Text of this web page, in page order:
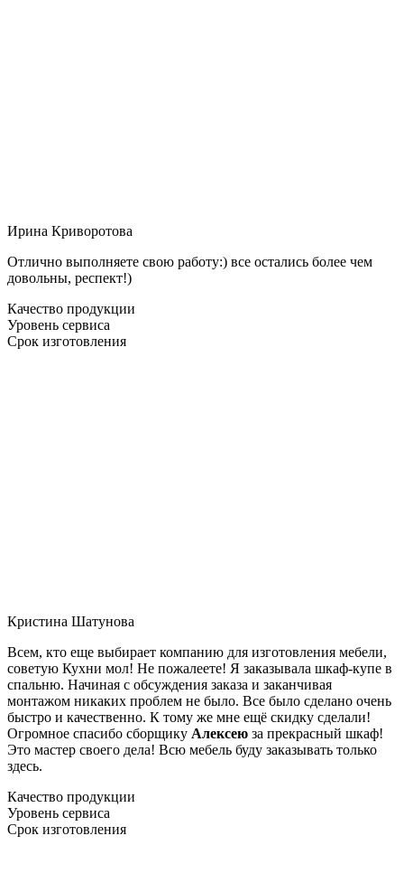
Ирина Криворотова
Отлично выполняете свою работу:) все остались более чем
довольны, респект!)
Качество продукции
Уровень сервиса
Срок изготовления
Кристина Шатунова
Всем, кто еще выбирает компанию для изготовления мебели,
советую Кухни мол! Не пожалеете! Я заказывала шкаф-купе в
спальню. Начиная с обсуждения заказа и заканчивая
монтажом никаких проблем не было. Все было сделано очень
быстро и качественно. К тому же мне ещё скидку сделали!
Огромное спасибо сборщику Алексею за прекрасный шкаф!
Это мастер своего дела! Всю мебель буду заказывать только
здесь.
Качество продукции
Уровень сервиса
Срок изготовления